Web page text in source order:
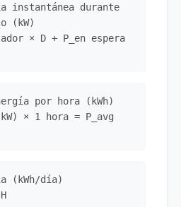
instantánea durante
(kW)
× D + P_en espera
por hora (kWh)
× 1 hora = P_avg
(kWh/día)